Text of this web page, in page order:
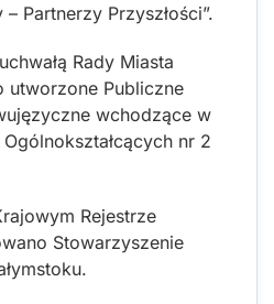
Partnerzy Przyszłości”.
Rady Miasta
utworzone Publiczne
wchodzące w
Ogólnokształcących nr 2
Rejestrze
Stowarzyszenie